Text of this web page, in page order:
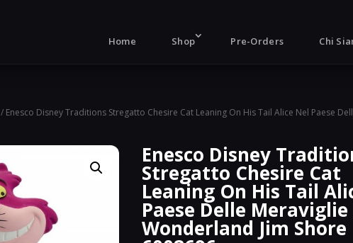
Home Shop Pre-Orders Chi
/ Enesco Disney Traditions Stregatto Chesire Cat Leaning On His Tail Alice Nel Paese
Enesco Disney
Stregatto Chesire Cat
Leaning On His Tail
Paese Delle Meraviglie
Wonderland Jim Shore